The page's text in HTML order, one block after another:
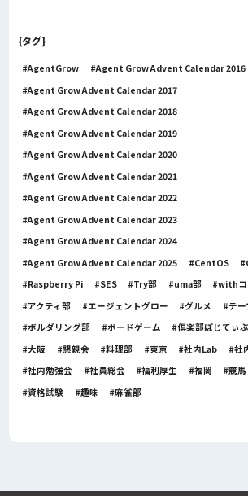
{タグ}
AgentGrow
Agent Grow Advent Calendar 2016
Agent Grow Advent Calendar 2017
Agent Grow Advent Calendar 2018
Agent Grow Advent Calendar 2019
Agent Grow Advent Calendar 2020
Agent Grow Advent Calendar 2021
Agent Grow Advent Calendar 2022
Agent Grow Advent Calendar 2023
Agent Grow Advent Calendar 2024
Agent Grow Advent Calendar 2025
CentOS
Raspberry Pi
SES Try部 uma部 withコ
アクティ部
エージェントグロー グルメ
テー
ボルダリング部
ボードゲーム 倶楽部ぽじてぃぶ
大阪
懇親会 料理部 東京 社内Lab
社
社内勉強会
社員総会 福利厚生 福岡 競馬
資格試験
趣味 麻雀部